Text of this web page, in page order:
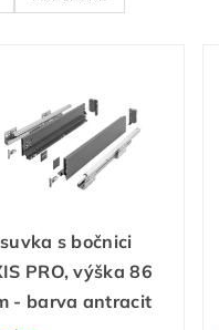
s bočnici
PRO, výška 86
- barva antracit